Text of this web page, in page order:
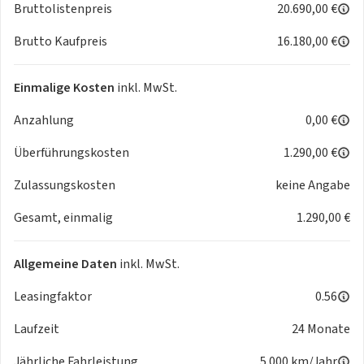
-Kilometer sind anpassbar
-Faire & neutrale Bewertung bei Rückgabe
Eine Toleranz am Ende der Laufzeit von 2.500 km wird
berücksichtigt, bevor Mehr- oder Minderkilometer
Umrüstung auf Allwetterreifen für 449 € möglich
Solltest du dich für uns entscheiden, erwartet dich ein
persönlicher, strukturierter und transparenter Ablauf.
Bruttolistenpreis
20.690,00 €
Brutto Kaufpreis
16.180,00 €
Einmalige Kosten inkl. MwSt.
Anzahlung
0,00 €
Überführungskosten
1.290,00 €
Zulassungskosten
keine Angabe
Gesamt, einmalig
1.290,00 €
Allgemeine Daten inkl. MwSt.
Leasingfaktor
0.56
Laufzeit
24 Monate